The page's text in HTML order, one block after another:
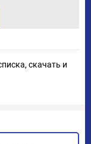
скачать и